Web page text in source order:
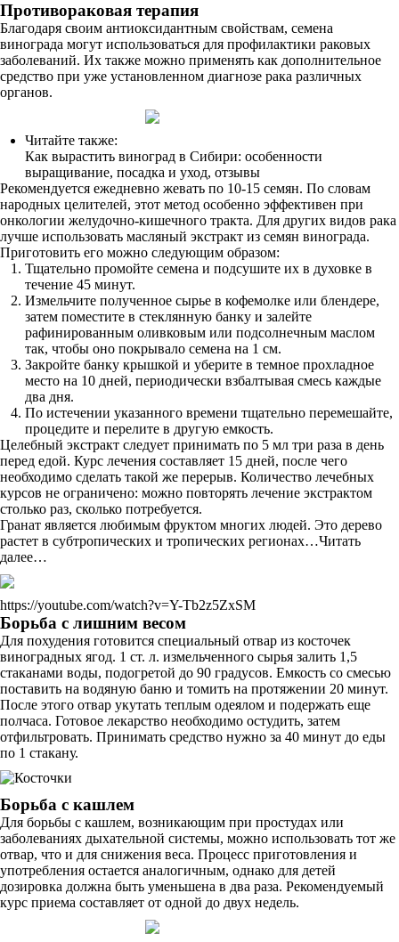
Противораковая терапия
Благодаря своим антиоксидантным свойствам, семена
винограда могут использоваться для профилактики раковых
заболеваний. Их также можно применять как дополнительное
средство при уже установленном диагнозе рака различных
органов.
Читайте также:
Как вырастить виноград в Сибири: особенности
выращивание, посадка и уход, отзывы
Рекомендуется ежедневно жевать по 10-15 семян. По словам
народных целителей, этот метод особенно эффективен при
онкологии желудочно-кишечного тракта. Для других видов рака
лучше использовать масляный экстракт из семян винограда.
Приготовить его можно следующим образом:
Тщательно промойте семена и подсушите их в духовке в
течение 45 минут.
Измельчите полученное сырье в кофемолке или блендере,
затем поместите в стеклянную банку и залейте
рафинированным оливковым или подсолнечным маслом
так, чтобы оно покрывало семена на 1 см.
Закройте банку крышкой и уберите в темное прохладное
место на 10 дней, периодически взбалтывая смесь каждые
два дня.
По истечении указанного времени тщательно перемешайте,
процедите и перелите в другую емкость.
Целебный экстракт следует принимать по 5 мл три раза в день
перед едой. Курс лечения составляет 15 дней, после чего
необходимо сделать такой же перерыв. Количество лечебных
курсов не ограничено: можно повторять лечение экстрактом
столько раз, сколько потребуется.
Гранат является любимым фруктом многих людей. Это дерево
растет в субтропических и тропических регионах…Читать
далее…
https://youtube.com/watch?v=Y-Tb2z5ZxSM
Борьба с лишним весом
Для похудения готовится специальный отвар из косточек
виноградных ягод. 1 ст. л. измельченного сырья залить 1,5
стаканами воды, подогретой до 90 градусов. Емкость со смесью
поставить на водяную баню и томить на протяжении 20 минут.
После этого отвар укутать теплым одеялом и подержать еще
полчаса. Готовое лекарство необходимо остудить, затем
отфильтровать. Принимать средство нужно за 40 минут до еды
по 1 стакану.
Борьба с кашлем
Для борьбы с кашлем, возникающим при простудах или
заболеваниях дыхательной системы, можно использовать тот же
отвар, что и для снижения веса. Процесс приготовления и
употребления остается аналогичным, однако для детей
дозировка должна быть уменьшена в два раза. Рекомендуемый
курс приема составляет от одной до двух недель.